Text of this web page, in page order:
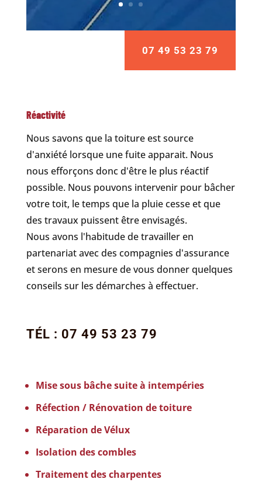
07 49 53 23 79
Réactivité
Nous savons que la toiture est source
d'anxiété lorsque une fuite apparait. Nous
nous efforçons donc d'être le plus réactif
possible. Nous pouvons intervenir pour bâcher
votre toit, le temps que la pluie cesse et que
des travaux puissent être envisagés.
Nous avons l'habitude de travailler en
partenariat avec des compagnies d'assurance
et serons en mesure de vous donner quelques
conseils sur les démarches à effectuer.
TÉL : 07 49 53 23 79
Mise sous bâche suite à intempéries
Réfection / Rénovation de toiture
Réparation de Vélux
Isolation des combles
Traitement des charpentes